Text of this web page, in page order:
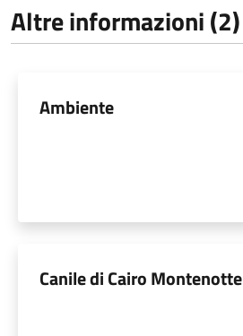
Altre informazioni (2)
Ambiente
Canile di Cairo Montenotte